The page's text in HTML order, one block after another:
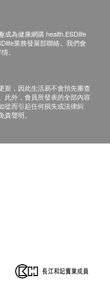
成為健康網購 health.ESDlife
業務發展部聯絡。我們會
。
新，因此生活易不會預先審查
此外，會員所發表的全部內容
從而引起任何損失或法律糾
聲明。